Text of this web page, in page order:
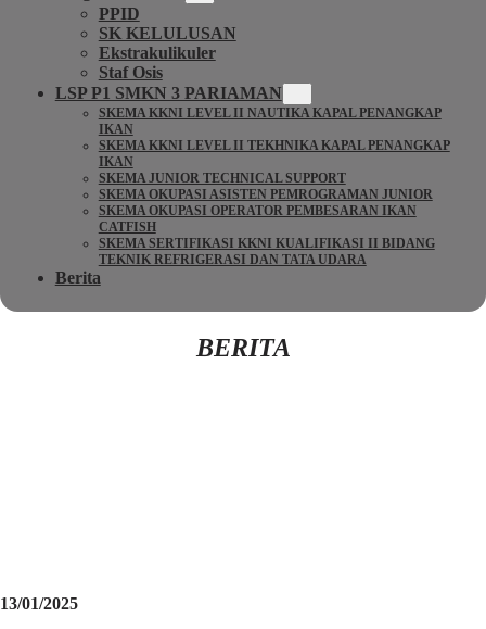
PPID
SK KELULUSAN
Ekstrakulikuler
Staf Osis
LSP P1 SMKN 3 PARIAMAN
SKEMA KKNI LEVEL II NAUTIKA KAPAL PENANGKAP
IKAN
SKEMA KKNI LEVEL II TEKHNIKA KAPAL PENANGKAP
IKAN
SKEMA JUNIOR TECHNICAL SUPPORT
SKEMA OKUPASI ASISTEN PEMROGRAMAN JUNIOR
SKEMA OKUPASI OPERATOR PEMBESARAN IKAN
CATFISH
SKEMA SERTIFIKASI KKNI KUALIFIKASI II BIDANG
TEKNIK REFRIGERASI DAN TATA UDARA
Berita
BERITA
13/01/2025